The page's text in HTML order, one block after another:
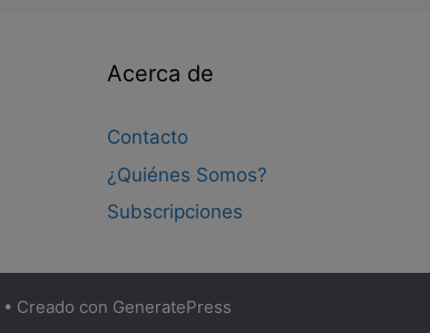
Acerca de
Contacto
¿Quiénes Somos?
Subscripciones
• Creado con GeneratePress